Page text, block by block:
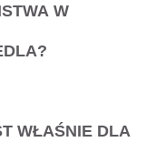
W
?
WŁAŚNIE DLA